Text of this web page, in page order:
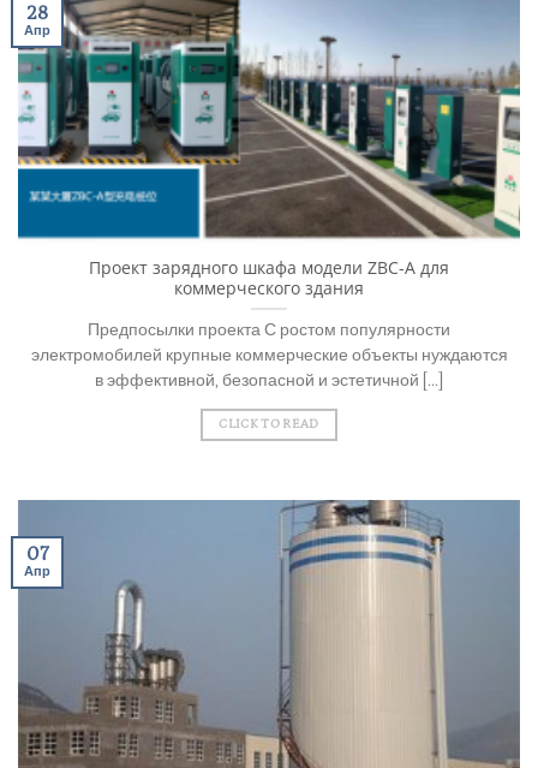
Проект зарядного шкафа модели ZBC-A для
коммерческого здания
Предпосылки проекта С ростом популярности
электромобилей крупные коммерческие объекты нуждаются
в эффективной, безопасной и эстетичной [...]
CLICK TO READ
28
Апр
07
Апр